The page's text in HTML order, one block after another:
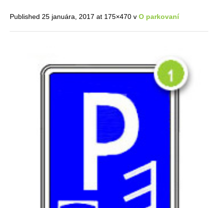
Published 25 januára, 2017 at 175×470 v O parkovaní